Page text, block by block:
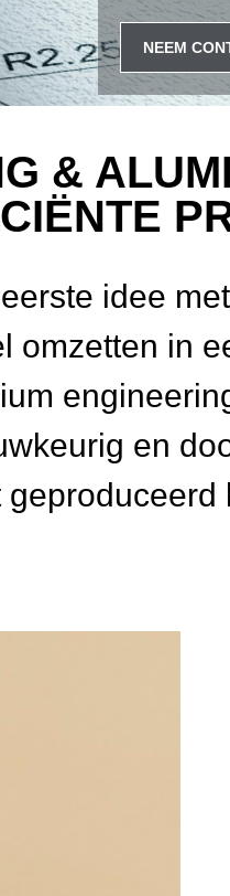
NEEM
&
idee
omzetten in
en
geproduceerd